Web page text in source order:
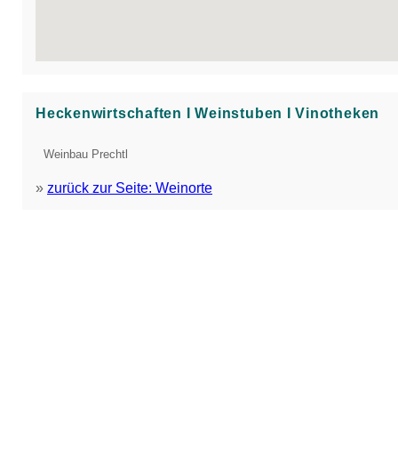
Heckenwirtschaften Ι Weinstuben Ι Vinotheken
Weinbau Prechtl
» zurück zur Seite: Weinorte